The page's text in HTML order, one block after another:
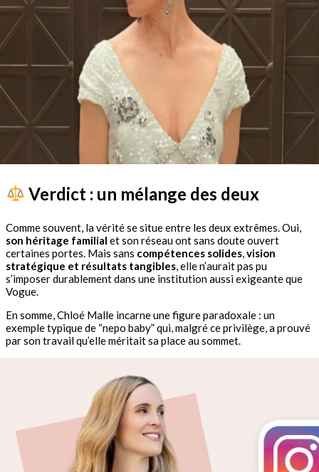
Verdict : un mélange des deux
Comme souvent, la vérité se situe entre les deux extrêmes. Oui,
son héritage familial et son réseau ont sans doute ouvert
certaines portes. Mais sans compétences solides,vision
stratégique et résultats tangibles, elle n’aurait pas pu
s’imposer durablement dans une institution aussi exigeante que
Vogue.
En somme, Chloé Malle incarne une figure paradoxale : un
exemple typique de “nepo baby” qui, malgré ce privilège, a prouvé
par son travail qu’elle méritait sa place au sommet.